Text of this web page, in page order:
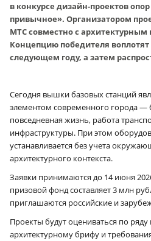
в конкурсе дизайн-проектов
привычное». Организатором
МТС совместно с архитектурным
Концепцию победителя
следующем году, а затем
Сегодня вышки базовых станций
элементом современного города —
повседневная жизнь, работа
инфраструктуры. При этом
устанавливается без учета
архитектурного контекста.
Заявки принимаются до 14 июня
призовой фонд составляет 3 млн
приглашаются российские и
Проекты будут оцениваться по ряду
архитектурному брифу и